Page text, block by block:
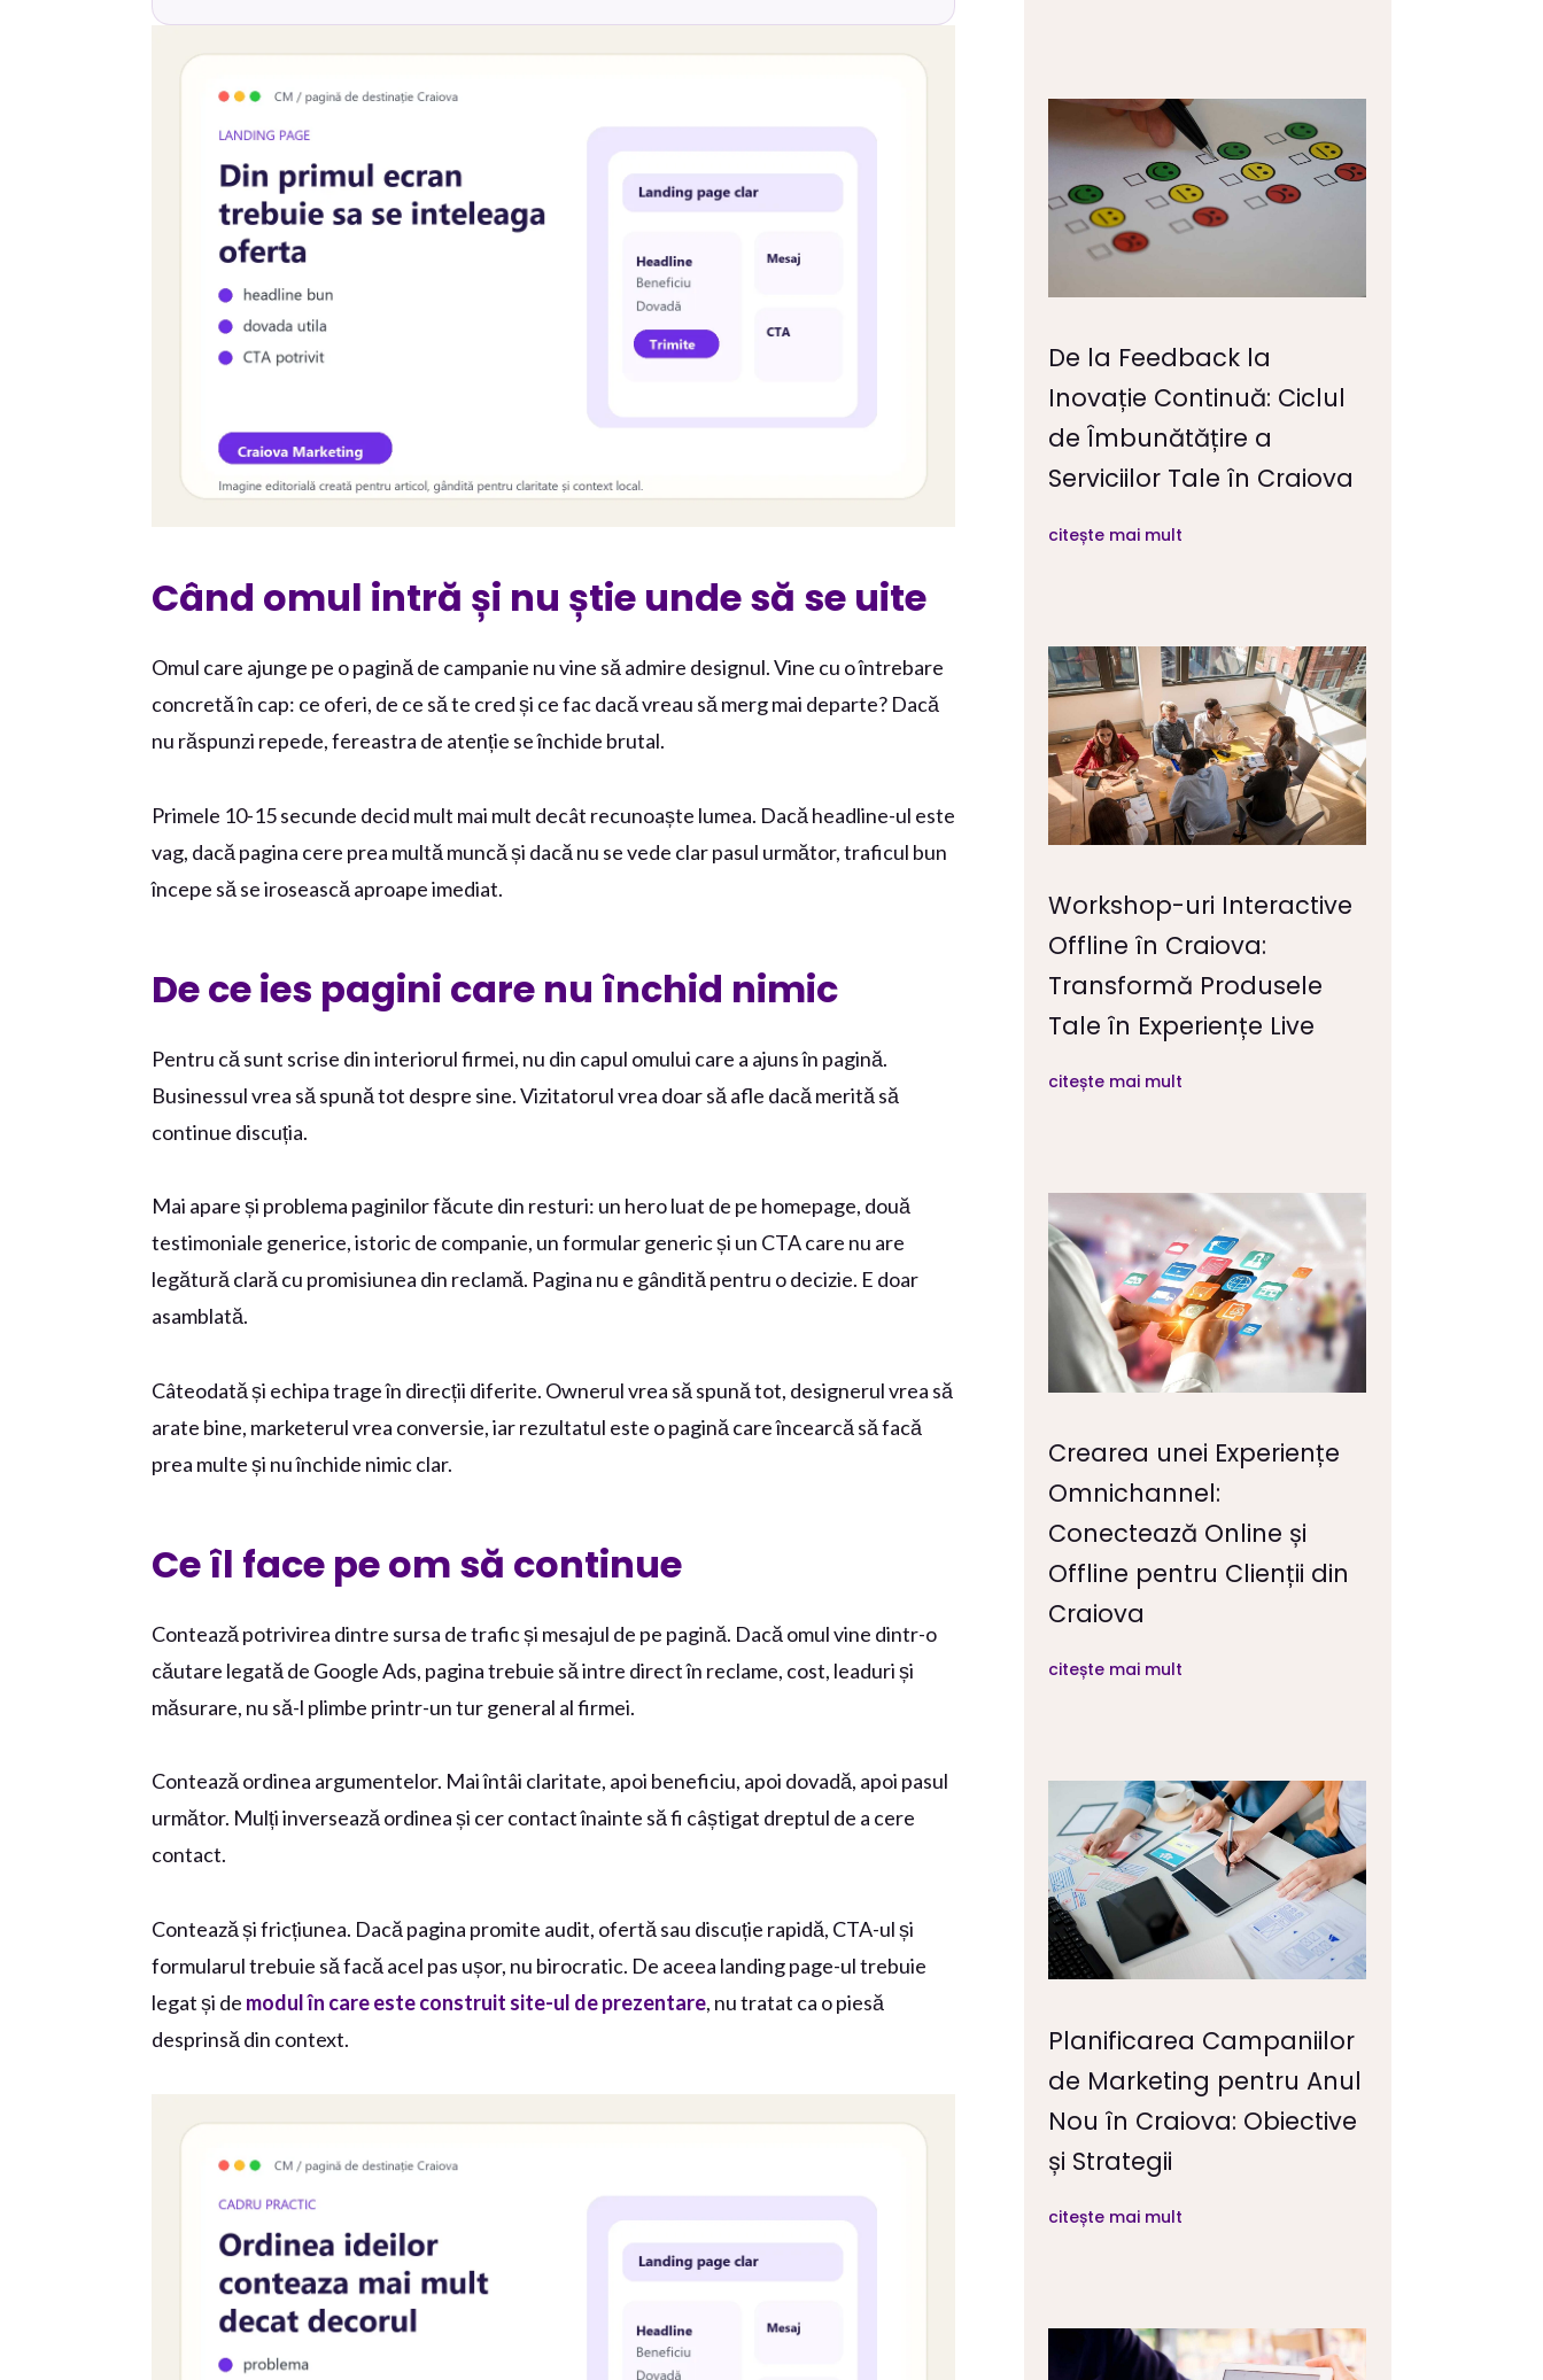
Când omul intră și nu știe unde să se uite
Omul care ajunge pe o pagină de campanie nu vine să admire designul. Vine cu o întrebare
concretă în cap: ce oferi, de ce să te cred și ce fac dacă vreau să merg mai departe? Dacă
nu răspunzi repede, fereastra de atenție se închide brutal.
Primele 10-15 secunde decid mult mai mult decât recunoaște lumea. Dacă headline-ul este
vag, dacă pagina cere prea multă muncă și dacă nu se vede clar pasul următor, traficul bun
începe să se irosească aproape imediat.
De ce ies pagini care nu închid nimic
Pentru că sunt scrise din interiorul firmei, nu din capul omului care a ajuns în pagină.
Businessul vrea să spună tot despre sine. Vizitatorul vrea doar să afle dacă merită să
continue discuția.
Mai apare și problema paginilor făcute din resturi: un hero luat de pe homepage, două
testimoniale generice, istoric de companie, un formular generic și un CTA care nu are
legătură clară cu promisiunea din reclamă. Pagina nu e gândită pentru o decizie. E doar
asamblată.
Câteodată și echipa trage în direcții diferite. Ownerul vrea să spună tot, designerul vrea să
arate bine, marketerul vrea conversie, iar rezultatul este o pagină care încearcă să facă
prea multe și nu închide nimic clar.
Ce îl face pe om să continue
Contează potrivirea dintre sursa de trafic și mesajul de pe pagină. Dacă omul vine dintr-o
căutare legată de Google Ads, pagina trebuie să intre direct în reclame, cost, leaduri și
măsurare, nu să-l plimbe printr-un tur general al firmei.
Contează ordinea argumentelor. Mai întâi claritate, apoi beneficiu, apoi dovadă, apoi pasul
următor. Mulți inversează ordinea și cer contact înainte să fi câștigat dreptul de a cere
contact.
Contează și fricțiunea. Dacă pagina promite audit, ofertă sau discuție rapidă, CTA-ul și
formularul trebuie să facă acel pas ușor, nu birocratic. De aceea landing page-ul trebuie
legat și de modul în care este construit site-ul de prezentare, nu tratat ca o piesă
desprinsă din context.
De la Feedback la
Inovație Continuă: Ciclul
de Îmbunătățire a
Serviciilor Tale în Craiova
citește mai mult
Workshop-uri Interactive
Offline în Craiova:
Transformă Produsele
Tale în Experiențe Live
citește mai mult
Crearea unei Experiențe
Omnichannel:
Conectează Online și
Offline pentru Clienții din
Craiova
citește mai mult
Planificarea Campaniilor
de Marketing pentru Anul
Nou în Craiova: Obiective
și Strategii
citește mai mult